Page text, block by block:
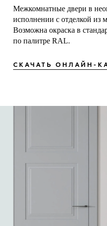
Межкомнатные двери в
исполнении с отделкой из
Возможна окраска в
по палитре RAL.
СКАЧАТЬ ОНЛАЙН-